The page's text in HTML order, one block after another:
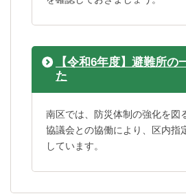
【令和6年度】避難所
た
南区では、防災体制の強化を図
協議会との協働により、区内指
しています。